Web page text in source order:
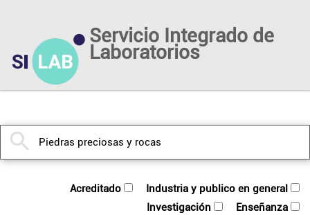
Servicio Integrado de
Laboratorios
acreditado
industria y publico en general
investigación
enseñanza